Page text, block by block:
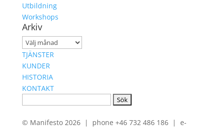
Utbildning
Workshops
Arkiv
Arkiv
TJÄNSTER
KUNDER
HISTORIA
KONTAKT
© Manifesto 2026 | phone +46 732 486 186 | e-